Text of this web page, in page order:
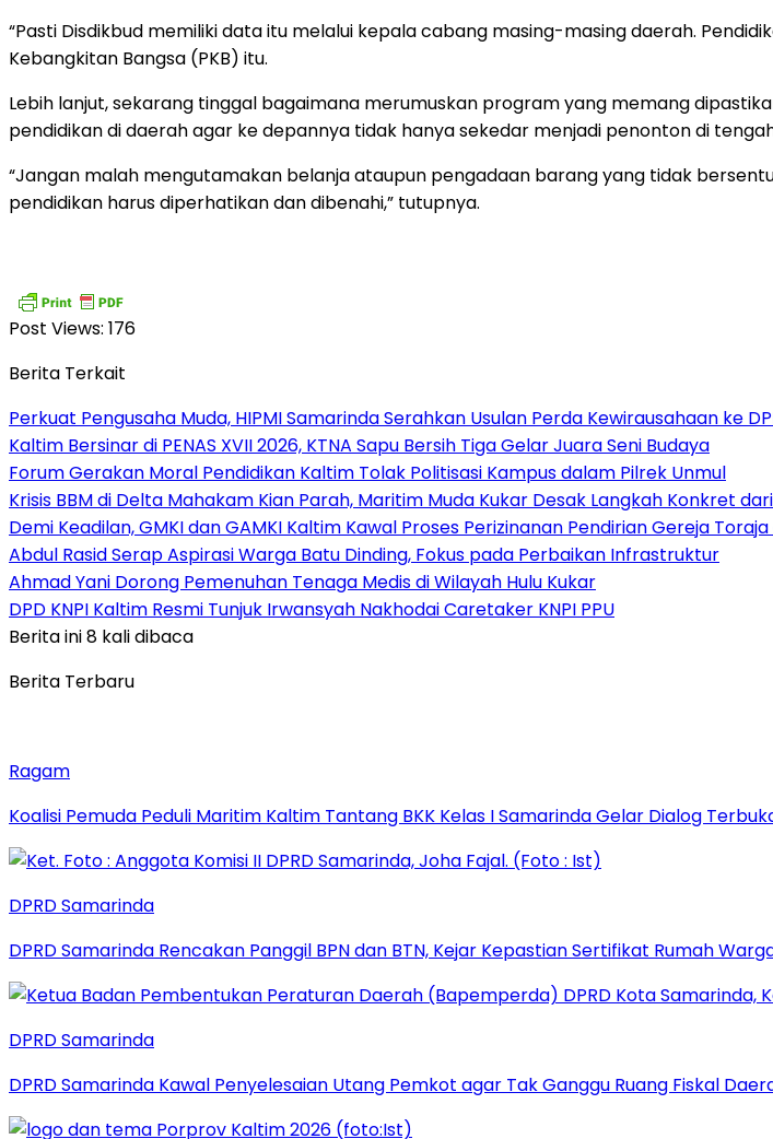
“Pasti Disdikbud memiliki data itu melalui kepala cabang masing-masing daerah.
Kebangkitan Bangsa (PKB) itu.
Lebih lanjut, sekarang tinggal bagaimana merumuskan program yang memang
pendidikan di daerah agar ke depannya tidak hanya sekedar menjadi penonton di
“Jangan malah mengutamakan belanja ataupun pengadaan barang yang tidak
pendidikan harus diperhatikan dan dibenahi,” tutupnya.
Post Views: 176
Berita Terkait
Perkuat Pengusaha Muda, HIPMI Samarinda Serahkan Usulan Perda Kewirausahaan ke
Kaltim Bersinar di PENAS XVII 2026, KTNA Sapu Bersih Tiga Gelar Juara Seni Budaya
Forum Gerakan Moral Pendidikan Kaltim Tolak Politisasi Kampus dalam Pilrek Unmul
Krisis BBM di Delta Mahakam Kian Parah, Maritim Muda Kukar Desak Langkah Konkret
Demi Keadilan, GMKI dan GAMKI Kaltim Kawal Proses Perizinanan Pendirian Gereja
Abdul Rasid Serap Aspirasi Warga Batu Dinding, Fokus pada Perbaikan Infrastruktur
Ahmad Yani Dorong Pemenuhan Tenaga Medis di Wilayah Hulu Kukar
DPD KNPI Kaltim Resmi Tunjuk Irwansyah Nakhodai Caretaker KNPI PPU
Berita ini 8 kali dibaca
Berita Terbaru
Ragam
Koalisi Pemuda Peduli Maritim Kaltim Tantang BKK Kelas I Samarinda Gelar Dialog
DPRD Samarinda
DPRD Samarinda Rencakan Panggil BPN dan BTN, Kejar Kepastian Sertifikat Rumah
DPRD Samarinda
DPRD Samarinda Kawal Penyelesaian Utang Pemkot agar Tak Ganggu Ruang Fiskal